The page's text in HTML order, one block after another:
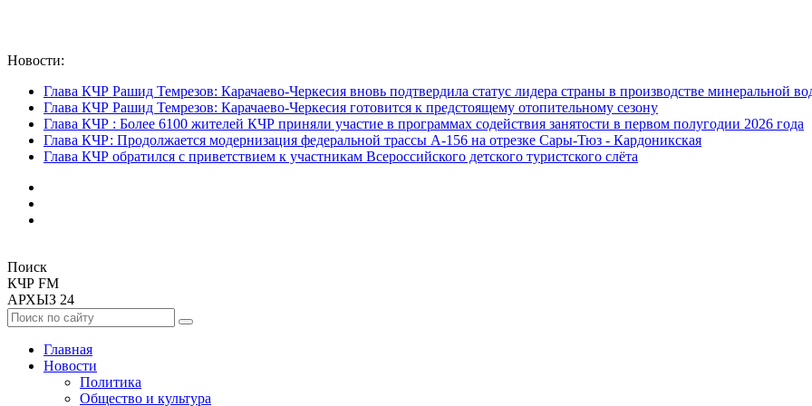
Новости:
Глава КЧР Рашид Темрезов: Карачаево-Черкесия вновь подтвердила статус лидера страны в производстве минеральной
Глава КЧР Рашид Темрезов: Карачаево-Черкесия готовится к предстоящему отопительному сезону
Глава КЧР : Более 6100 жителей КЧР приняли участие в программах содействия занятости в первом полугодии 2026 года
Глава КЧР: Продолжается модернизация федеральной трассы А-156 на отрезке Сары-Тюз - Кардоникская
Глава КЧР обратился с приветствием к участникам Всероссийского детского туристского слёта
Поиск
КЧР FM
АРХЫЗ 24
Главная
Новости
Политика
Общество и культура